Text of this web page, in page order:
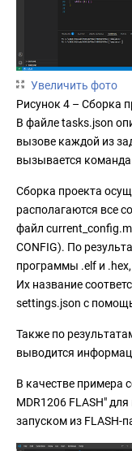
Увеличить фото
Рисунок 4 – Сборка
В файле tasks.json
вызове каждой из
вызывается команда
Сборка проекта
располагаются все
файл
CONFIG). По
программы .elf и
Их название
settings.json с
Также по
выводится
В качестве примера
MDR1206 FLASH"
запуском из FLASH-